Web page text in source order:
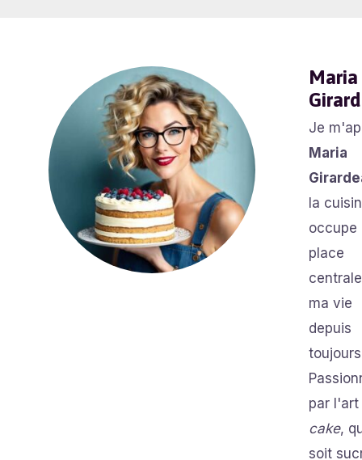
Maria
Je
Maria
la
occupe
place
ma vie
depuis
par l'art
cake,
soit